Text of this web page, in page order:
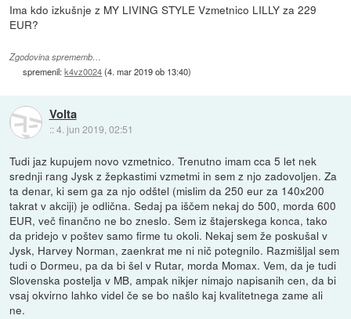
Ima kdo izkušnje z MY LIVING STYLE Vzmetnico LILLY za 229
EUR?
Zgodovina sprememb…
spremenil:k4vz0024(4. mar 2019 ob 13:40)
Volta
::4. jun 2019, 02:51
Tudi jaz kupujem novo vzmetnico. Trenutno imam cca 5 let nek
srednji rang Jysk z žepkastimi vzmetmi in sem z njo zadovoljen. Za
ta denar, ki sem ga za njo odštel (mislim da 250 eur za 140x200
takrat v akciji) je odlična. Sedaj pa iščem nekaj do 500, morda 600
EUR, več finančno ne bo zneslo. Sem iz štajerskega konca, tako
da pridejo v poštev samo firme tu okoli. Nekaj sem že poskušal v
Jysk, Harvey Norman, zaenkrat me ni nič potegnilo. Razmišljal sem
tudi o Dormeu, pa da bi šel v Rutar, morda Momax. Vem, da je tudi
Slovenska postelja v MB, ampak nikjer nimajo napisanih cen, da bi
vsaj okvirno lahko videl če se bo našlo kaj kvalitetnega zame ali
ne.